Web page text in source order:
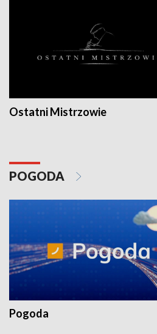
Ostatni Mistrzowie
POGODA
Pogoda